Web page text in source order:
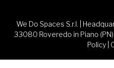
We Do Spaces S.r.l. |
33080 Roveredo in Piano (PN)
Policy|